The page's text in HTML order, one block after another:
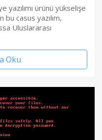
yazılımı ürünü yükselişe
casus yazılım,
Uluslararası
Oku